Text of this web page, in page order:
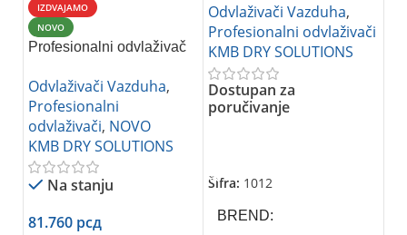
IZDVAJAMO
NOVO
Profesionalni odvlaživač
80B1
Odvlaživači Vazduha,
Profesionalni
odvlaživači, NOVO
KMB DRY SOLUTIONS
Na stanju
81.760 рсд
138F
Odvlaživači Vazduha,
Profesionalni odvlaživači
KMB DRY SOLUTIONS
Dostupan za
poručivanje
Šifra: 1012
BREND